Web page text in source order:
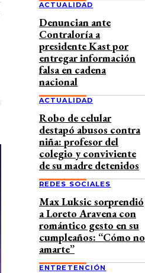
ACTUALIDAD
Denuncian ante
Contraloría a
presidente Kast por
entregar información
falsa en cadena
nacional
ACTUALIDAD
Robo de celular
destapó abusos contra
niña: profesor del
colegio y conviviente
de su madre detenidos
REDES SOCIALES
Max Luksic sorprendió
a Loreto Aravena con
romántico gesto en su
cumpleaños: “Cómo no
amarte”
ENTRETENCIÓN